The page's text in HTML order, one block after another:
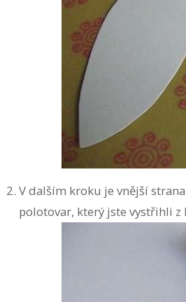
V dalším kroku je vnější
polotovar, který jste vystřihli z